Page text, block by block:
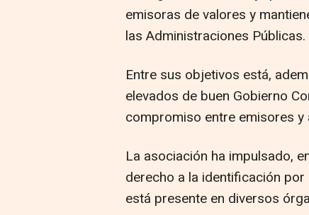
emisoras de valores y
las Administraciones Públicas.
Entre sus objetivos está,
elevados de buen Gobierno
compromiso entre emisores y
La asociación ha impulsado,
derecho a la identificación
está presente en diversos